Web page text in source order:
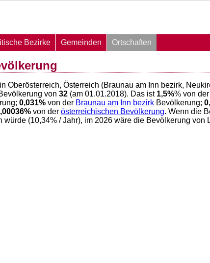
Bezirke Gemeinden
Ortschaften
in Oberösterreich, Österreich (Braunau am Inn bezirk,
von 32 (am 01.01.2018). Das ist 1,5%% von der
0,031% von der Braunau am Inn bezirk Bevölkerung;
% von der österreichischen Bevölkerung. Wenn die
würde (10,34% / Jahr), im 2026 wäre die Bevölkerung von